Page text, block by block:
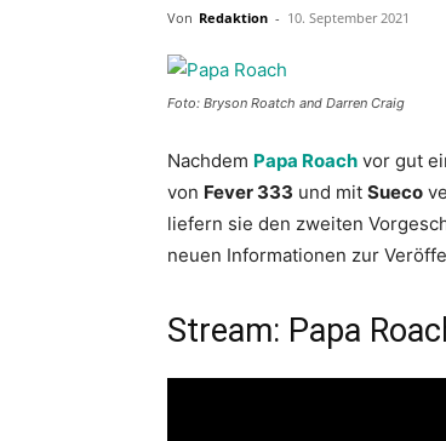
Von Redaktion - 10. September 2021
Foto: Bryson Roatch and Darren Craig
Nachdem Papa Roach vor gut
von Fever 333 und mit Sueco
liefern sie den zweiten
neuen Informationen zur
Stream: Papa